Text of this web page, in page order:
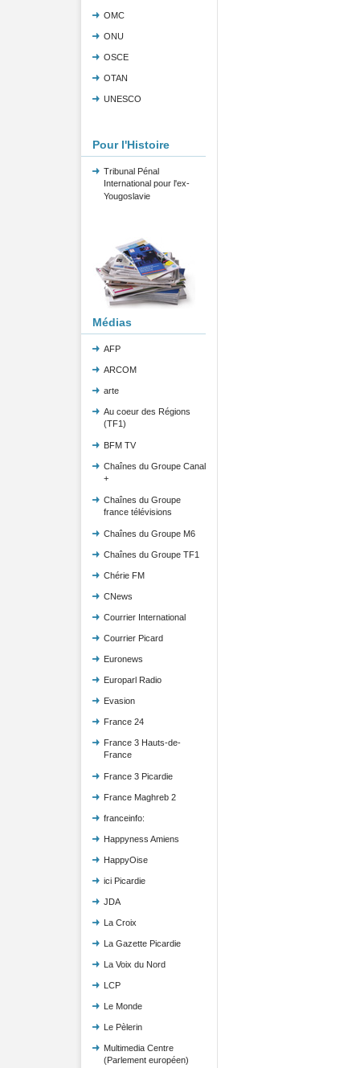
OMC
ONU
OSCE
OTAN
UNESCO
Pour l'Histoire
Tribunal Pénal
International pour l'ex-
Yougoslavie
Médias
AFP
ARCOM
arte
Au coeur des Régions
(TF1)
BFM TV
Chaînes du Groupe Canal
+
Chaînes du Groupe
france télévisions
Chaînes du Groupe M6
Chaînes du Groupe TF1
Chérie FM
CNews
Courrier International
Courrier Picard
Euronews
Europarl Radio
Evasion
France 24
France 3 Hauts-de-
France
France 3 Picardie
France Maghreb 2
franceinfo:
Happyness Amiens
HappyOise
ici Picardie
JDA
La Croix
La Gazette Picardie
La Voix du Nord
LCP
Le Monde
Le Pèlerin
Multimedia Centre
(Parlement européen)